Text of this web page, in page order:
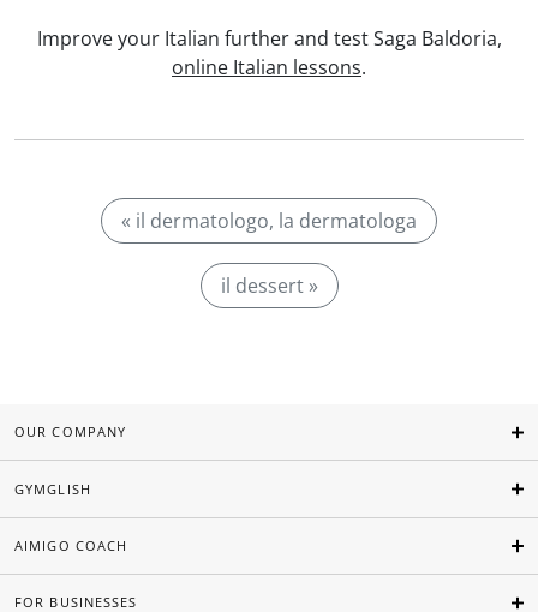
Improve your Italian further and test Saga Baldoria,
online Italian lessons.
« il dermatologo, la dermatologa
il dessert »
OUR COMPANY
GYMGLISH
AIMIGO COACH
FOR BUSINESSES